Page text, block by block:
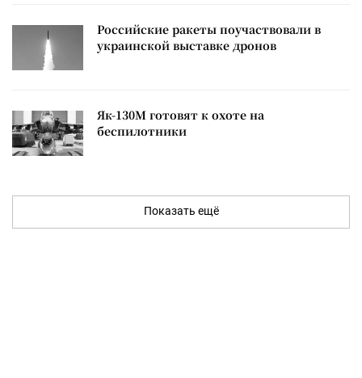
Российские ракеты поучаствовали в
украинской выставке дронов
Як-130М готовят к охоте на
беспилотники
Показать ещё